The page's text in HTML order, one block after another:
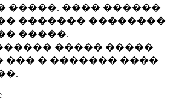
�����. ���� ������
������� ��������
�����.
����� �����
��� � ������� ����